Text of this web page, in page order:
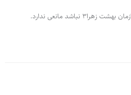
نباشد مانعی ندارد.